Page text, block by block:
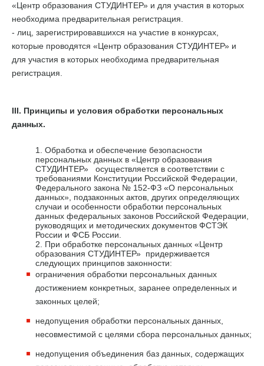
«Центр образования СТУДИНТЕР» и для участия в которых
необходима предварительная регистрация.
- лиц, зарегистрировавшихся на участие в конкурсах,
которые проводятся «Центр образования СТУДИНТЕР» и
для участия в которых необходима предварительная
регистрация.
III. Принципы и условия обработки персональных
данных.
1. Обработка и обеспечение безопасности
персональных данных в «Центр образования
СТУДИНТЕР» осуществляется в соответствии с
требованиями Конституции Российской Федерации,
Федерального закона № 152-ФЗ «О персональных
данных», подзаконных актов, других определяющих
случаи и особенности обработки персональных
данных федеральных законов Российской Федерации,
руководящих и методических документов ФСТЭК
России и ФСБ России.
2. При обработке персональных данных «Центр
образования СТУДИНТЕР» придерживается
следующих принципов законности:
ограничения обработки персональных данных
достижением конкретных, заранее определенных и
законных целей;
недопущения обработки персональных данных,
несовместимой с целями сбора персональных данных;
недопущения объединения баз данных, содержащих